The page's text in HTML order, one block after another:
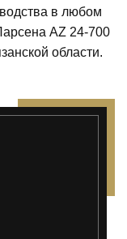
в любом
AZ 24-700
области.